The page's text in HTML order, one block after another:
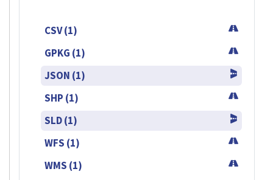
CSV (1)
GPKG (1)
JSON (1)
SHP (1)
SLD (1)
WFS (1)
WMS (1)